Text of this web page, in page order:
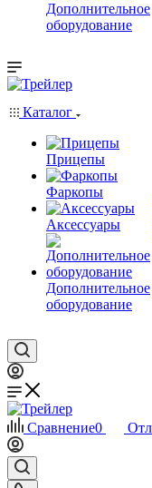
Дополнительное
оборудование
Каталог
Прицепы
Фаркопы
Аксессуары
Дополнительное
оборудование
Сравнение0